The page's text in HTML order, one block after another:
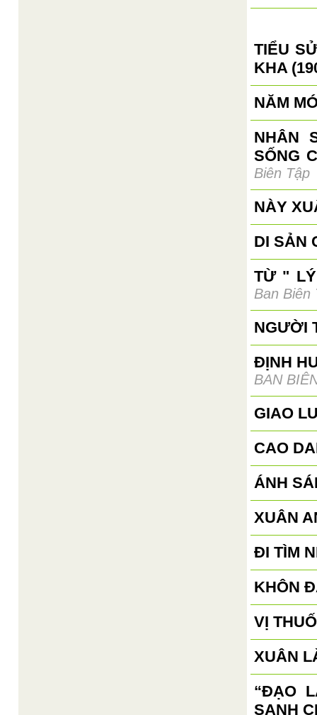
TIỂU
KHA
NĂM
NHÂN
SỐNG
Biên Tập
NÀY
DI SẢN
TỪ "
Ban Biên
NGƯỜI
ĐỊNH
BAN
GIAO
CAO
ÁNH
XUÂN
ĐI TÌM
KHÔN
VỊ
XUÂN
“ĐẠO
SANH